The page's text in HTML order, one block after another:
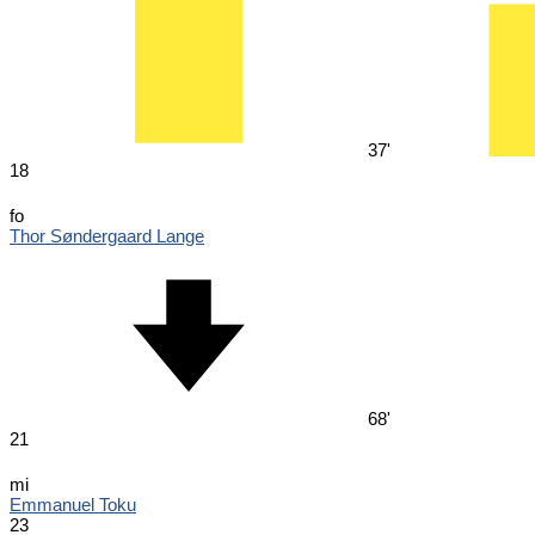
37'
18
fo
Thor Søndergaard Lange
68'
21
mi
Emmanuel Toku
23